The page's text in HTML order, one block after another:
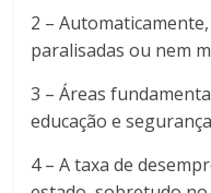
2 –
paralisadas ou nem
3 – Áreas
educação e
4 – A taxa de